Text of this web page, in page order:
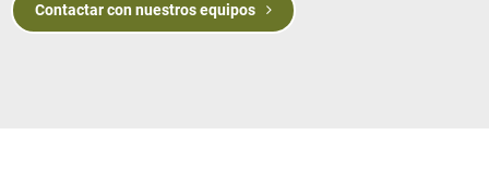
Contactar con nuestros equipos